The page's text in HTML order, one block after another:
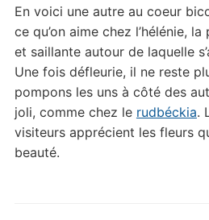
En voici une autre au coeur
ce qu’on aime chez l’hélénie,
et saillante autour de laquelle
Une fois défleurie, il ne reste
pompons les uns à côté des
joli, comme chez le rudbéckia.
visiteurs apprécient les fleurs
beauté.